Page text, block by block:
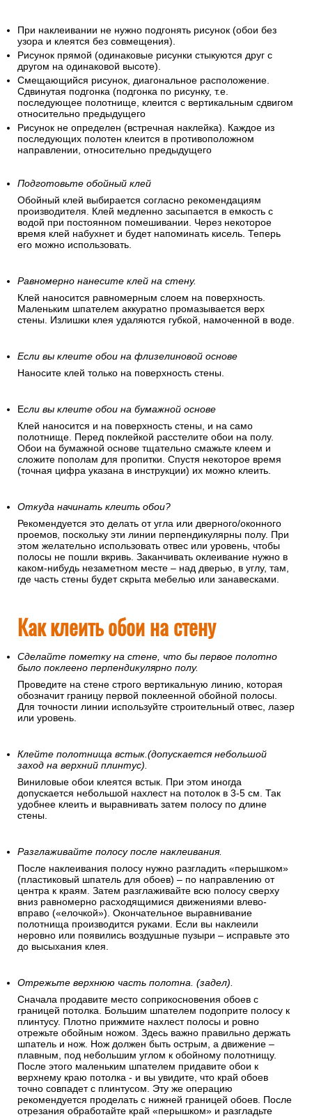
При наклеивании не нужно подгонять рисунок (обои без
узора и клеятся без совмещения).
Рисунок прямой (одинаковые рисунки стыкуются друг с
другом на одинаковой высоте).
Смещающийся рисунок, диагональное расположение.
Сдвинутая подгонка (подгонка по рисунку, т.е.
последующее полотнище, клеится с вертикальным сдвигом
относительно предыдущего
Рисунок не определен (встречная наклейка). Каждое из
последующих полотен клеится в противоположном
направлении, относительно предыдущего
Подготовьте обойный клей
Обойный клей выбирается согласно рекомендациям
производителя. Клей медленно засыпается в емкость с
водой при постоянном помешивании. Через некоторое
время клей набухнет и будет напоминать кисель. Теперь
его можно использовать.
Равномерно нанесите клей на стену.
Клей наносится равномерным слоем на поверхность.
Маленьким шпателем аккуратно промазывается верх
стены. Излишки клея удаляются губкой, намоченной в воде.
Если вы клеите обои на флизелиновой основе
Наносите клей только на поверхность стены.
Если вы клеите обои на бумажной основе
Клей наносится и на поверхность стены, и на само
полотнище. Перед поклейкой расстелите обои на полу.
Обои на бумажной основе тщательно смажьте клеем и
сложите пополам для пропитки. Спустя некоторое время
(точная цифра указана в инструкции) их можно клеить.
Откуда начинать клеить обои?
Рекомендуется это делать от угла или дверного/оконного
проемов, поскольку эти линии перпендикулярны полу. При
этом желательно использовать отвес или уровень, чтобы
полосы не пошли вкривь. Заканчивать оклеивание нужно в
каком-нибудь незаметном месте – над дверью, в углу, там,
где часть стены будет скрыта мебелью или занавесками.
Как клеить обои на стену
Сделайте пометку на стене, что бы первое полотно
было поклеено перпендикулярно полу.
Проведите на стене строго вертикальную линию, которая
обозначит границу первой поклеенной обойной полосы.
Для точности линии используйте строительный отвес, лазер
или уровень.
Клейте полотнища встык.(допускается небольшой
заход на верхний плинтус).
Виниловые обои клеятся встык. При этом иногда
допускается небольшой нахлест на потолок в 3-5 см. Так
удобнее клеить и выравнивать затем полосу по длине
стены.
Разглаживайте полосу после наклеивания.
После наклеивания полосу нужно разгладить «перышком»
(пластиковый шпатель для обоев) – по направлению от
центра к краям. Затем разглаживайте всю полосу сверху
вниз равномерно расходящимися движениями влево-
вправо («елочкой»). Окончательное выравнивание
полотнища производится руками. Если вы наклеили
неровно или появились воздушные пузыри – исправьте это
до высыхания клея.
Отрежьте верхнюю часть полотна. (задел).
Сначала продавите место соприкосновения обоев с
границей потолка. Большим шпателем подоприте полосу к
плинтусу. Плотно прижмите нахлест полосы и ровно
отрежьте обойным ножом. Здесь важно правильно держать
шпатель и нож. Нож должен быть острым, а движение –
плавным, под небольшим углом к обойному полотнищу.
После этого маленьким шпателем придавите обои к
верхнему краю потолка - и вы увидите, что край обоев
точно совпадет с плинтусом. Эту же операцию
рекомендуется проделать с нижней границей обоев. После
отрезания обработайте край «перышком» и разгладьте